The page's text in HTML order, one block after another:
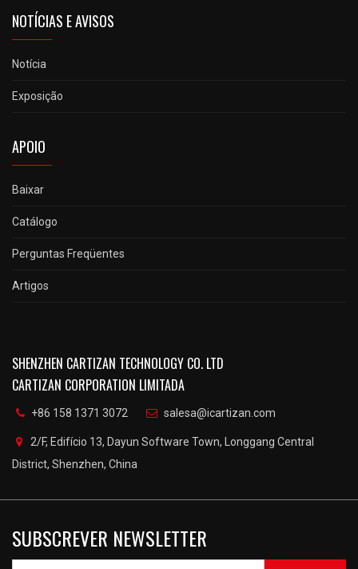
NOTÍCIAS E AVISOS
Notícia
Exposição
APOIO
Baixar
Catálogo
Perguntas Freqüentes
Artigos
SHENZHEN CARTIZAN TECHNOLOGY CO. LTD
CARTIZAN CORPORATION LIMITADA
+86 158 1371 3072 salesa@icartizan.com
2/F, Edifício 13, Dayun Software Town, Longgang Central
District, Shenzhen, China
SUBSCREVER NEWSLETTER